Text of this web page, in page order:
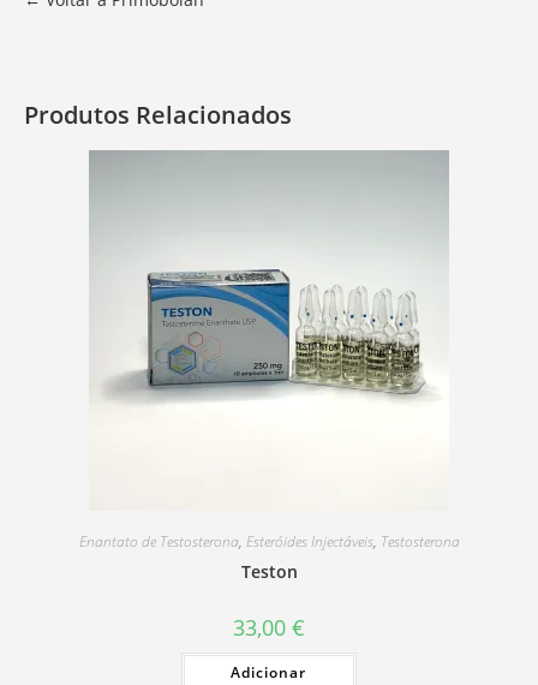
Produtos Relacionados
Enantato de Testosterona, Esteróides Injectáveis, Testosterona
Teston
33,00 €
Adicionar